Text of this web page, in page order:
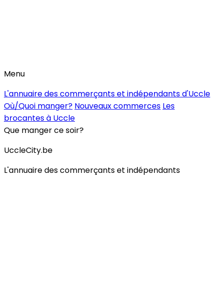
Menu
L'annuaire des commerçants et indépendants d'Uccle
Où/Quoi manger? Nouveaux commerces Les
brocantes à Uccle
Que manger ce soir?
UccleCity.be
L'annuaire des commerçants et indépendants